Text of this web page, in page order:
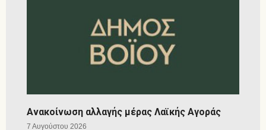
Ανακοίνωση αλλαγής μέρας Λαϊκής Αγοράς
7 Αυγούστου 2026